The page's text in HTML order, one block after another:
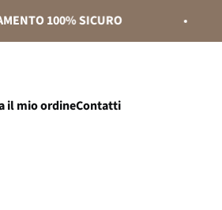
100% SICURO
il mio ordineContatti